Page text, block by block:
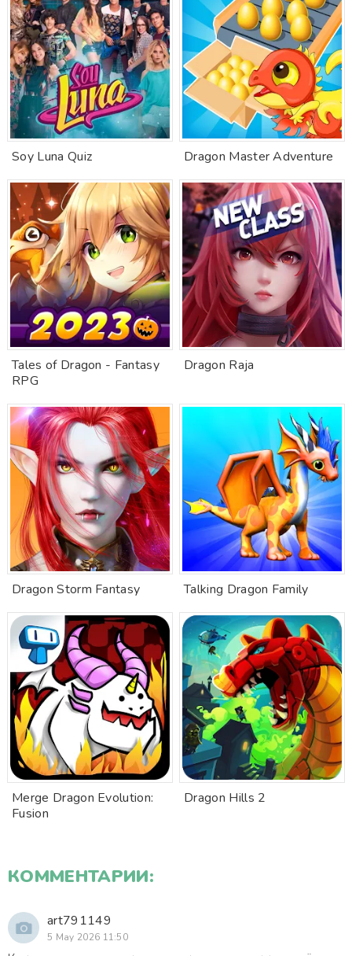
Soy Luna Quiz Dragon Master Adventure
Tales of Dragon - Fantasy
RPG
Dragon Raja
Dragon Storm Fantasy Talking Dragon Family
Merge Dragon Evolution:
Fusion
Dragon Hills 2
КОММЕНТАРИИ:
art791149
5 May 2026 11:50